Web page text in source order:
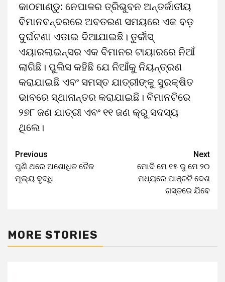
କାଠମାଣ୍ଡୁ: ନେପାଳର ତ୍ରିଭୁବନ ଅନ୍ତର୍ଜାତୀୟ
ବିମାନବନ୍ଦରରେ ଅବତରଣ ସମୟରେ ଏକ ବଡ଼
ଦୁର୍ଘଟଣା ଏଡାଇ ଦିଆଯାଇଛି। ତୁର୍କୀସ୍
ଏୟାରଲାଇନ୍ସର ଏକ ବିମାନର ଟାୟାରରେ ନିଆଁ
ଲାଗିଛି। ପୁଲିସ କହିଛି ଯେ ନିଆଁକୁ ନିୟନ୍ତ୍ରଣ
କରାଯାଇଛି ଏବଂ ସମସ୍ତ ଯାତ୍ରୀଙ୍କୁ ସୁରକ୍ଷିତ
ଭାବରେ ସ୍ଥାନାନ୍ତର କରାଯାଇଛି। ବିମାନଟିରେ
୨୭୮ ଜଣ ଯାତ୍ରୀ ଏବଂ ୧୧ ଜଣ କ୍ରୁ ସଦସ୍ୟ
ଥିଲେ।
Continue
Reading
Previous
ପୁଣି ଥରେ ଅଶୋଧିତ ତୈଳ
ମୂଲ୍ୟ ବୃଦ୍ଧି
Next
ମୋଦି ମେ ୧୫ ରୁ ମେ ୨୦
ମଧ୍ୟରେ ପାଞ୍ଚଟି ଦେଶ
ଗସ୍ତରେ ଯିବେ
MORE STORIES